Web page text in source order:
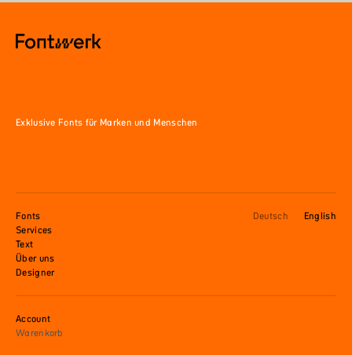
Exklusive Fonts für Marken und Menschen
Fonts
Services
Text
Über uns
Designer
Deutsch English
Account
Warenkorb